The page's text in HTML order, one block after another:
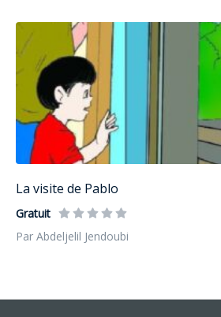
La visite de Pablo
Gratuit
Par Abdeljelil Jendoubi